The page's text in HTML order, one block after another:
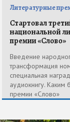
Литературные
Стартовал
национальной
премии «Слово»
Введение
трансформация
специальная
аудиокнигу. Каким
премии «Слово»